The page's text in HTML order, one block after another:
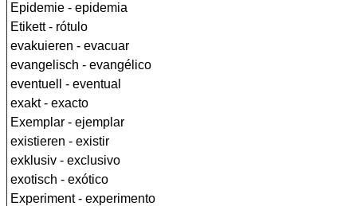
Epidemie - epidemia
Etikett - rótulo
evakuieren - evacuar
evangelisch - evangélico
eventuell - eventual
exakt - exacto
Exemplar - ejemplar
existieren - existir
exklusiv - exclusivo
exotisch - exótico
Experiment - experimento